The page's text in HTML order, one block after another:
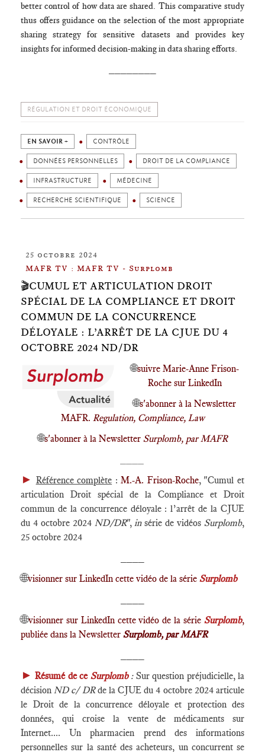
better control of how data are shared. This comparative study
thus offers guidance on the selection of the most appropriate
sharing strategy for sensitive datasets and provides key
insights for informed decision-making in data sharing efforts.
RÉGULATION ET DROIT ÉCONOMIQUE
EN SAVOIR + CONTRÔLE
DONNÉES PERSONNELLES DROIT DE LA COMPLIANCE
INFRASTRUCTURE MÉDECINE
RECHERCHE SCIENTIFIQUE SCIENCE
25 octobre 2024
MAFR TV : MAFR TV - Surplomb
🎬CUMUL ET ARTICULATION DROIT
SPÉCIAL DE LA COMPLIANCE ET DROIT
COMMUN DE LA CONCURRENCE
DÉLOYALE : L’ARRÊT DE LA CJUE DU 4
OCTOBRE 2024 ND/DR
🌐suivre Marie-Anne Frison-
Roche sur LinkedIn
🌐s'abonner à la Newsletter
MAFR. Regulation, Compliance, Law
🌐s'abonner à la NewsletterSurplomb, par MAFR
► Référence complète :M.-A. Frison-Roche, "Cumul et
articulation Droit spécial de la Compliance et Droit
commun de la concurrence déloyale : l’arrêt de la CJUE
du 4 octobre 2024 ND/DR",insérie de vidéosSurplomb,
25 octobre 2024
🌐visionner sur LinkedIn cette vidéo de la série Surplomb
🌐visionner sur LinkedIn cette vidéo de la sérieSurplomb,
publiée dans la Newsletter Surplomb, par MAFR
►Résumé de ce Surplomb : Sur question préjudicielle, la
décisionND c/ DRde la CJUE du 4 octobre 2024 articule
le Droit de la concurrence déloyale et protection des
données, qui croise la vente de médicaments sur
Internet.... Un pharmacien prend des informations
personnelles sur la santé des acheteurs, un concurrent se